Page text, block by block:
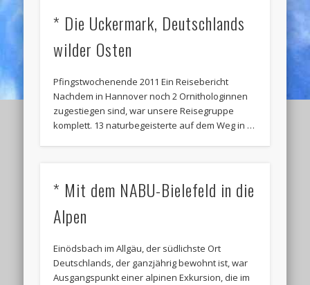
* Die Uckermark, Deutschlands
wilder Osten
Pfingstwochenende 2011 Ein Reisebericht
Nachdem in Hannover noch 2 Ornithologinnen
zugestiegen sind, war unsere Reisegruppe
komplett. 13 naturbegeisterte auf dem Weg in …
* Mit dem NABU-Bielefeld in die
Alpen
Einödsbach im Allgäu, der südlichste Ort
Deutschlands, der ganzjährig bewohnt ist, war
Ausgangspunkt einer alpinen Exkursion, die im